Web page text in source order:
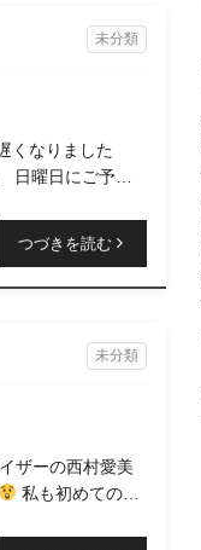
未分類
くなりました
日曜日にご予約
つづきを読む
未分類
ザーの西村愛美
私も初めての後